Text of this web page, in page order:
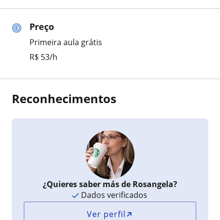
Preço
Primeira aula grátis
R$ 53/h
Reconhecimentos
¿Quieres saber más de Rosangela?
Dados verificados
Ver perfil